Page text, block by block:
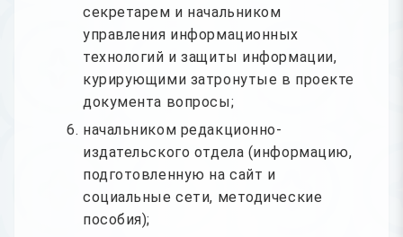
секретарем и начальником
управления информационных
технологий и защиты информации,
курирующими затронутые в проекте
документа вопросы;
начальником редакционно-
издательского отдела (информацию,
подготовленную на сайт и
социальные сети, методические
пособия);